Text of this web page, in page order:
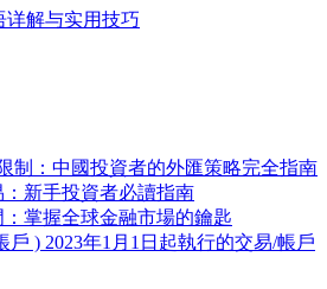
解与实用技巧
制：中國投資者的外匯策略完全指南
新手投資者必讀指南
掌握全球金融市場的鑰匙
戶 ) 2023年1月1日起執行的交易/帳戶